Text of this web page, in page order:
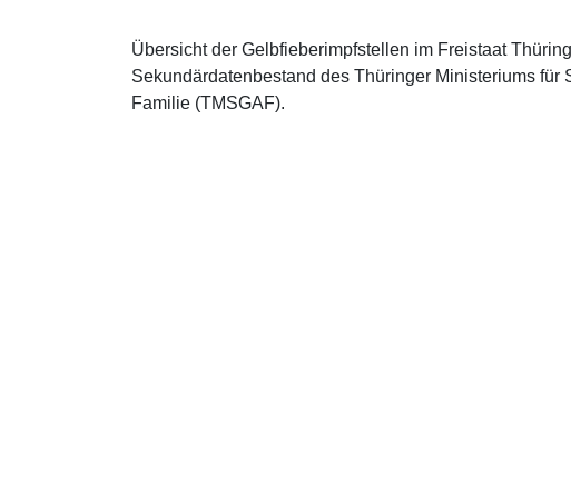
Übersicht der Gelbfieberimpfstellen im Freistaat
Sekundärdatenbestand des Thüringer Ministeriums für
Familie (TMSGAF).